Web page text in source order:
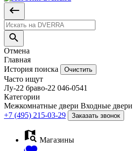
Отмена
Главная
История поиска
Очистить
Часто ищут
Лу-22 браво-22 046-0541
Категории
Межкомнатные двери Входные двери
+7 (495) 215-03-29
Заказать звонок
Магазины